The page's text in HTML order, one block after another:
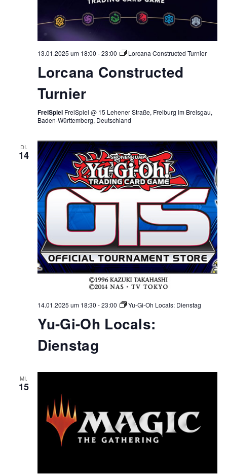
13.01.2025 um 18:00 -23:00 Lorcana Constructed Turnier
Lorcana Constructed
Turnier
FreiSpiel FreiSpiel @ 15 Lehener Straße, Freiburg im Breisgau,
Baden-Württemberg, Deutschland
DI.
14
14.01.2025 um 18:30 -23:00 Yu-Gi-Oh Locals: Dienstag
Yu-Gi-Oh Locals:
Dienstag
MI.
15